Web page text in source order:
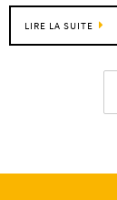
LIRE LA SUITE